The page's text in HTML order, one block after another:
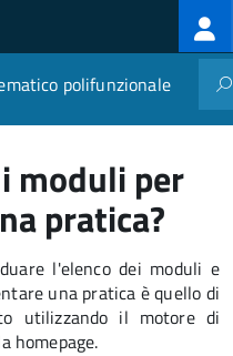
polifunzionale
moduli per
pratica?
l'elenco dei moduli e
una pratica è quello di
utilizzando il motore di
homepage.